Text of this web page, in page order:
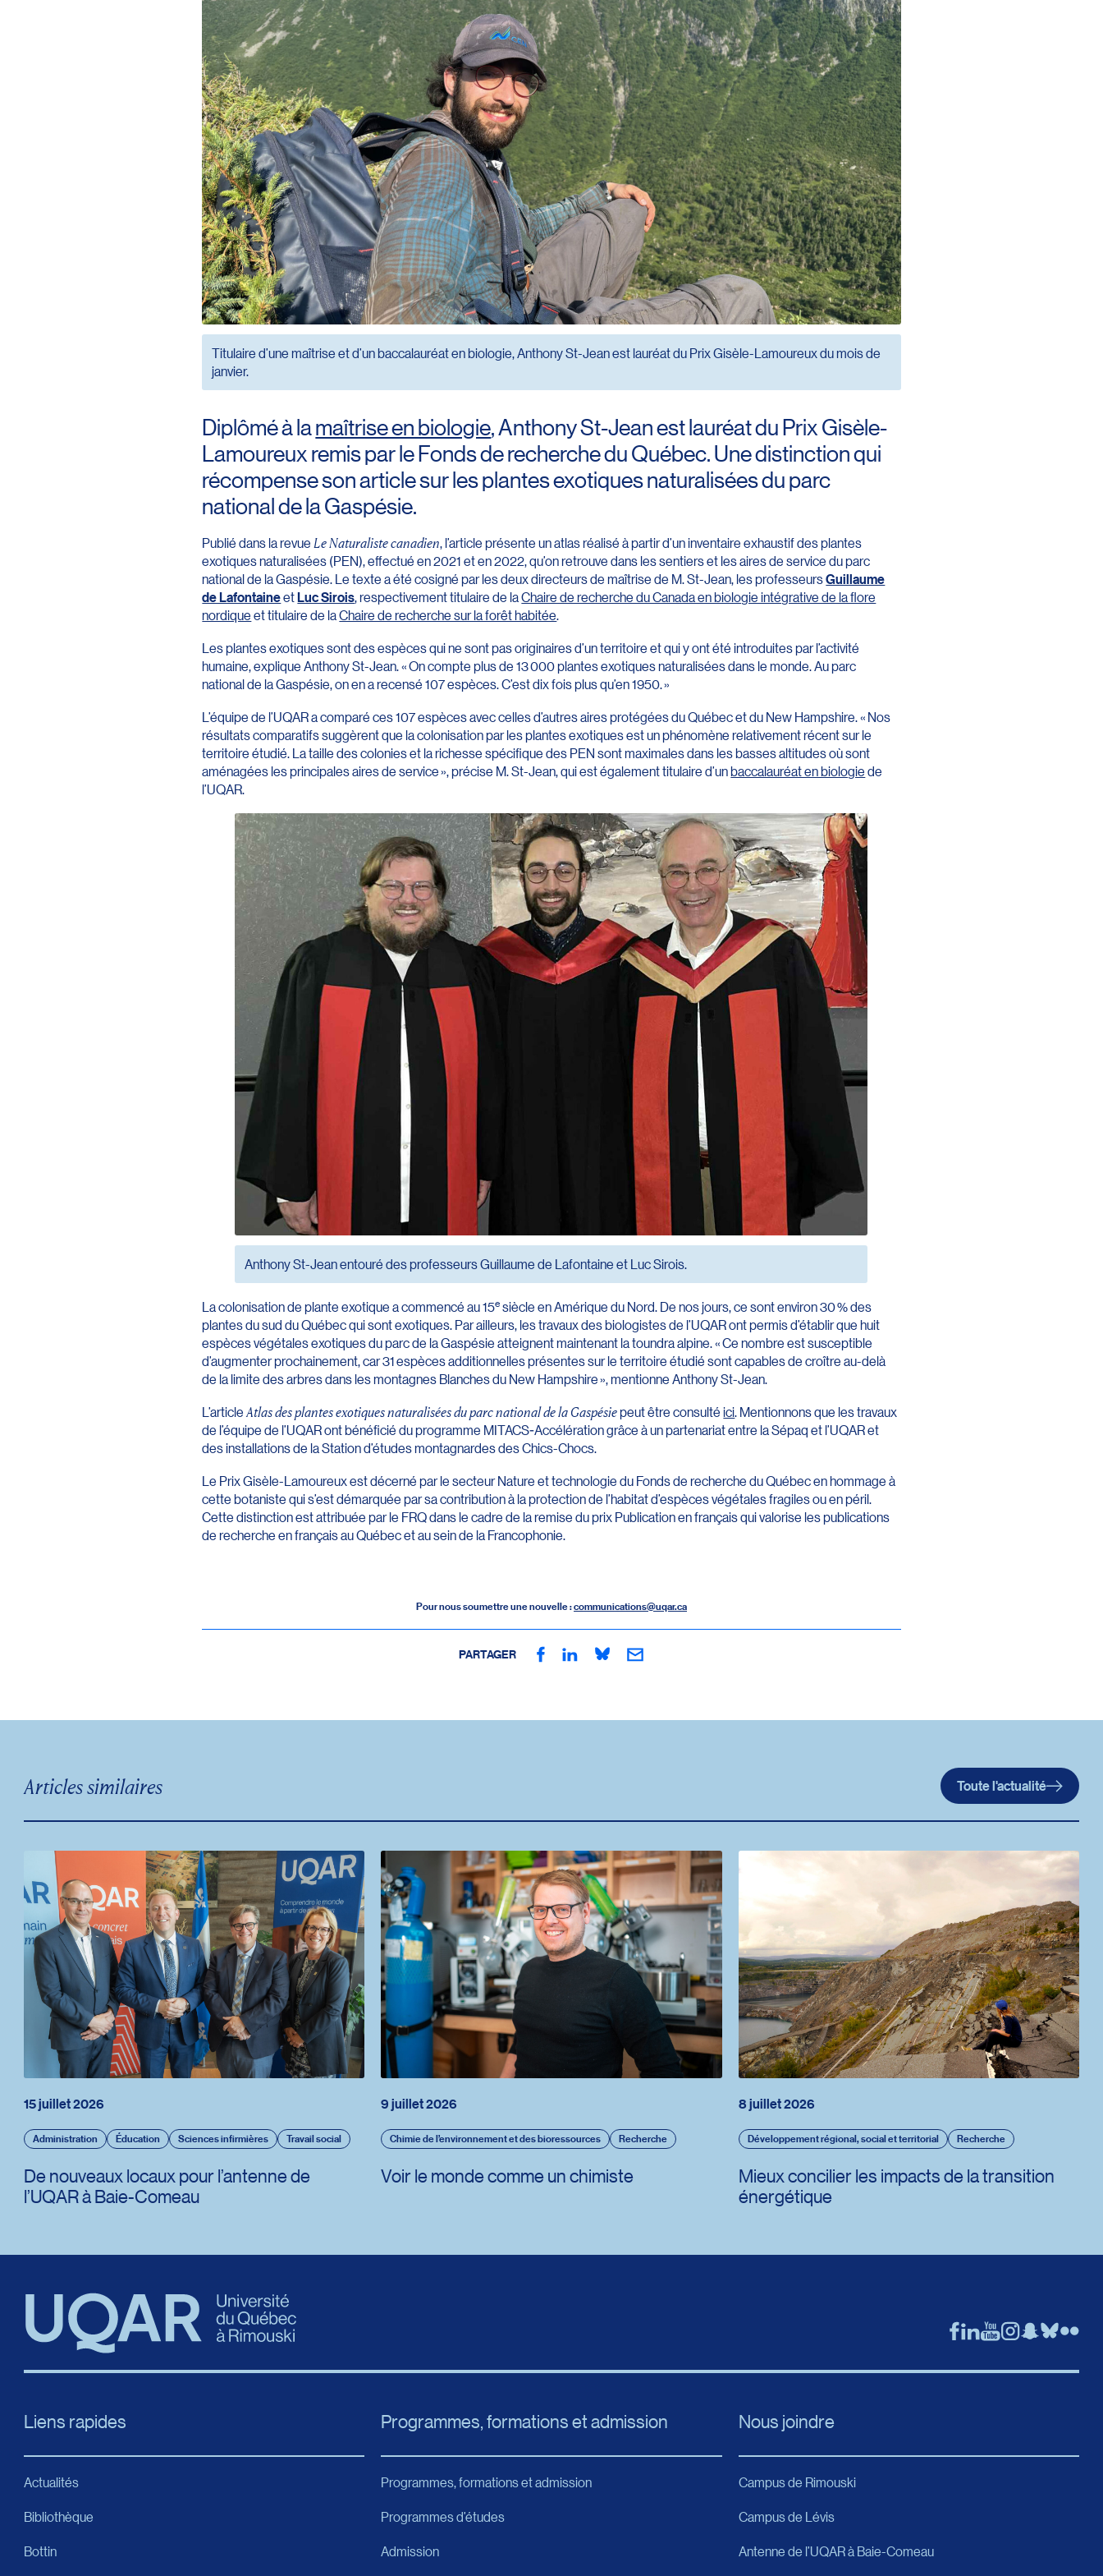
Titulaire d’une maîtrise et d’un baccalauréat en biologie, Anthony St-Jean est lauréat du Prix Gisèle-Lamoureux du mois de
janvier.
Diplômé à lamaîtrise en biologie, Anthony St-Jean est lauréat du Prix Gisèle-
Lamoureux remis par le Fonds de recherche du Québec. Une distinction qui
récompense son article sur les plantes exotiques naturalisées du parc
national de la Gaspésie.
Publié dans la revue Le Naturaliste canadien, l’article présente un atlas réalisé à partir d’un inventaire exhaustif des plantes
exotiques naturalisées (PEN), effectué en 2021 et en 2022, qu’on retrouve dans les sentiers et les aires de service du parc
national de la Gaspésie. Le texte a été cosigné par les deux directeurs de maîtrise de M. St-Jean, les professeursGuillaume
de LafontaineetLuc Sirois, respectivement titulaire de laChaire de recherche du Canada en biologie intégrative de la flore
nordiqueet titulaire de laChaire de recherche sur la forêt habitée.
Les plantes exotiques sont des espèces qui ne sont pas originaires d’un territoire et qui y ont été introduites par l’activité
humaine, explique Anthony St-Jean. « On compte plus de 13 000 plantes exotiques naturalisées dans le monde. Au parc
national de la Gaspésie, on en a recensé 107 espèces. C’est dix fois plus qu’en 1950. »
L’équipe de l’UQAR a comparé ces 107 espèces avec celles d’autres aires protégées du Québec et du New Hampshire. « Nos
résultats comparatifs suggèrent que la colonisation par les plantes exotiques est un phénomène relativement récent sur le
territoire étudié. La taille des colonies et la richesse spécifique des PEN sont maximales dans les basses altitudes où sont
aménagées les principales aires de service », précise M. St-Jean, qui est également titulaire d’unbaccalauréat en biologiede
l’UQAR.
Anthony St-Jean entouré des professeurs Guillaume de Lafontaine et Luc Sirois.
La colonisation de plante exotique a commencé au 15esiècle en Amérique du Nord. De nos jours, ce sont environ 30 % des
plantes du sud du Québec qui sont exotiques. Par ailleurs, les travaux des biologistes de l’UQAR ont permis d’établir que huit
espèces végétales exotiques du parc de la Gaspésie atteignent maintenant la toundra alpine. « Ce nombre est susceptible
d’augmenter prochainement, car 31 espèces additionnelles présentes sur le territoire étudié sont capables de croître au-delà
de la limite des arbres dans les montagnes Blanches du New Hampshire », mentionne Anthony St-Jean.
L’articleAtlas des plantes exotiques naturalisées du parc national de la Gaspésiepeut être consultéici. Mentionnons que les travaux
de l’équipe de l’UQAR ont bénéficié du programme MITACS-Accélération grâce à un partenariat entre la Sépaq et l’UQAR et
des installations de la Station d’études montagnardes des Chics-Chocs.
Le Prix Gisèle-Lamoureux est décerné par le secteur Nature et technologie du Fonds de recherche du Québec en hommage à
cette botaniste qui s’est démarquée par sa contribution à la protection de l’habitat d’espèces végétales fragiles ou en péril.
Cette distinction est attribuée par le FRQ dans le cadre de la remise du prix Publication en français qui valorise les publications
de recherche en français au Québec et au sein de la Francophonie.
Pour nous soumettre une nouvelle :communications@uqar.ca
PARTAGER
Articles similaires Toute l'actualité
15 juillet 2026
Administration Éducation Sciences infirmières Travail social
De nouveaux locaux pour l’antenne de
l’UQAR à Baie-Comeau
9 juillet 2026
Chimie de l’environnement et des bioressources Recherche
Voir le monde comme un chimiste
8 juillet 2026
Développement régional, social et territorial Recherche
Mieux concilier les impacts de la transition
énergétique
Liens rapides
Actualités
Bibliothèque
Bottin
Programmes, formations et admission
Programmes, formations et admission
Programmes d’études
Admission
Nous joindre
Campus de Rimouski
Campus de Lévis
Antenne de l’UQAR à Baie-Comeau